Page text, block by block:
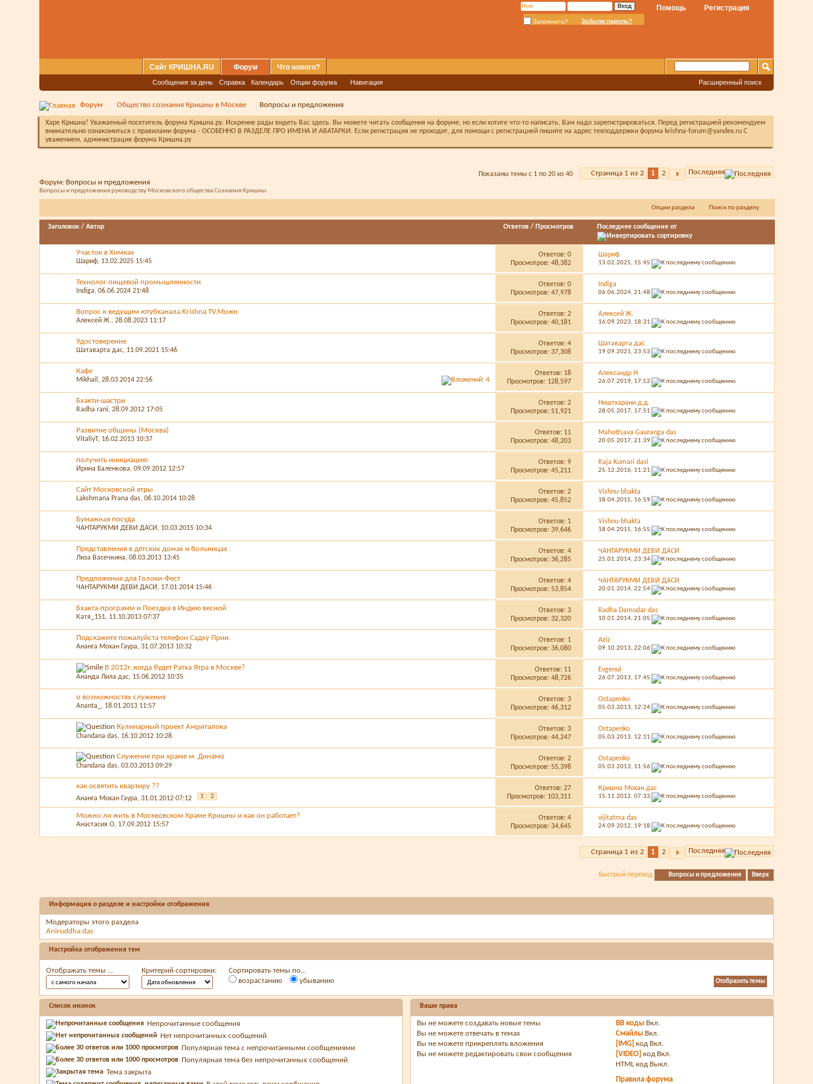
Регистрация
Помощь
Запомнить? Забыли пароль?
Сайт КРИШНА.RU Форум
Сообщения за день Справка Календарь Опции форума Навигация
Что нового?
Расширенный поиск
Форум Общество сознания Кришны в Москве Вопросы и предложения
Харе Кришна! Уважаемый посетитель форума Кришна.ру. Искренне рады видеть Вас здесь. Вы можете читать сообщения на форуме, но если хотите что-то написать, Вам надо зарегистрироваться. Перед регистрацией рекомендуем
внимательно ознакомиться с правилами форума - ОСОБЕННО В РАЗДЕЛЕ ПРО ИМЕНА И АВАТАРКИ. Если регистрация не проходит, для помощи с регистрацией пишите на адрес техподдержки форума krishna-forum@yandex.ru С
уважением, администрация форума Кришна.ру
Страница 1 из 2 1 2 Последняя
Показаны темы с 1 по 20 из 40
Форум: Вопросы и предложения
Вопросы и предложения руководству Московского общества Сознания Кришны
Опции раздела Поиск по разделу
Заголовок / Автор Ответов / Просмотров Последнее сообщение от
Участок в Химках
Шариф, 13.02.2025 15:45
Ответов:0
Просмотров: 48,382
Шариф
13.02.2025, 15:45
Технолог пищевой промышленности
Indiga, 06.06.2024 21:48
Ответов:0
Просмотров: 47,978
Indiga
06.06.2024, 21:48
Вопрос к ведущим ютубканала Krishna TV.Можн
Алексей Ж., 28.08.2023 11:17
Ответов:2
Просмотров: 40,181
Алексей Ж.
16.09.2023, 18:31
Удостоверение
Шатаварта дас, 11.09.2021 15:46
Ответов:4
Просмотров: 37,308
Шатаварта дас
19.09.2021, 23:53
Кафе
Mikhail , 28.03.2014 22:56
Ответов: 18
Просмотров: 128,597
Александр Н
26.07.2019, 17:52
Бхакти-шастри
Radha rani, 28.09.2012 17:05
Ответов:2
Просмотров: 51,921
Ништхарани д.д.
28.05.2017, 17:51
Развитие общины (Москва)
VitaliyT, 16.02.2013 10:37
Ответов: 11
Просмотров: 48,203
Mahottsava Gauranga das
20.05.2017, 21:39
получить инициацию
Ирина Баленкова, 09.09.2012 12:57
Ответов:9
Просмотров: 45,211
Raja Kumari dasi
25.12.2016, 11:21
Сайт Московской ятры
Lakshmana Prana das, 06.10.2014 10:28
Ответов:2
Просмотров: 45,852
Vishnu-bhakta
18.04.2015, 16:59
Бумажная посуда
ЧАНТАРУКМИ ДЕВИ ДАСИ , 10.03.2015 10:34
Ответов: 1
Просмотров: 39,646
Vishnu-bhakta
18.04.2015, 16:55
Представления в детских домах и больницах
Лиза Васечкина, 08.03.2013 13:45
Ответов:4
Просмотров: 36,285
ЧАНТАРУКМИ ДЕВИ ДАСИ
25.01.2014, 23:34
Предложения для Голоки-Фест
ЧАНТАРУКМИ ДЕВИ ДАСИ , 17.01.2014 15:46
Ответов:4
Просмотров: 53,854
ЧАНТАРУКМИ ДЕВИ ДАСИ
20.01.2014, 22:54
Бхакта-программ и Поездка в Индию весной
Катя_151, 11.10.2013 07:37
Ответов:3
Просмотров: 32,320
Radha Damodar das
10.01.2014, 21:05
Подскажите пожалуйста телефон Садху Прии.
Ананга Мохан Гаура, 31.07.2013 10:32
Ответов: 1
Просмотров: 36,080
Aziz
09.10.2013, 22:06
В 2012г.,когда будет Ратха Ятра в Москве?
Ананда Лила дас, 15.06.2012 10:35
Ответов: 11
Просмотров: 48,726
Evgenui
26.07.2013, 17:45
о возможностях служения
Ananta_ , 18.01.2013 11:57
Ответов:3
Просмотров: 46,312
Ostapenko
05.03.2013, 12:24
Кулинарный проект Амриталока
Chandana das, 16.10.2012 10:28
Ответов:3
Просмотров: 44,247
Ostapenko
05.03.2013, 12:11
Служение при храме м. Динамо
Chandana das, 03.03.2013 09:29
Ответов:2
Просмотров: 55,398
Ostapenko
05.03.2013, 11:56
как освятить квартиру ??
Ананга Мохан Гаура, 31.01.2012 07:12 1 2
Ответов:27
Просмотров: 103,311
Кришна Мохан дас
15.11.2012, 07:33
Можно ли жить в Москвовском Храме Кришны и как он работает?
Анастасия О, 17.09.2012 15:57
Ответов:4
Просмотров: 34,645
vijitatma das
24.09.2012, 19:18
Страница 1 из 2 1 2 Последняя
Быстрый переход Вопросы и предложения Вверх
Информация о разделе и настройки отображения
Модераторы этого раздела
Aniruddha das
Настройка отображения тем
Отображать темы ... Критерий сортировки:
Сортировать темы по...
возрастанию
убыванию
Список иконок
Непрочитанные сообщения
Нет непрочитанных сообщений
Популярная тема с непрочитанными сообщениями
Популярная тема без непрочитанных сообщений
Тема закрыта
Ваши права
Выне можете создавать новые темы
Выне можете отвечать в темах
Выне можете прикреплять вложения
Выне можете редактировать свои сообщения
BB коды Вкл.
Смайлы Вкл.
[IMG] код Вкл.
[VIDEO] код Вкл.
HTML код Выкл.
Правила форума